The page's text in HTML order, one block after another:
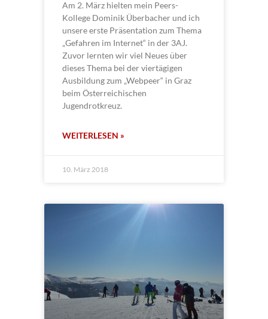
Am 2. März hielten mein Peers-
Kollege Dominik Überbacher und ich
unsere erste Präsentation zum Thema
„Gefahren im Internet“ in der 3AJ.
Zuvor lernten wir viel Neues über
dieses Thema bei der viertägigen
Ausbildung zum „Webpeer“ in Graz
beim Österreichischen
Jugendrotkreuz.
WEITERLESEN »
10. März 2018